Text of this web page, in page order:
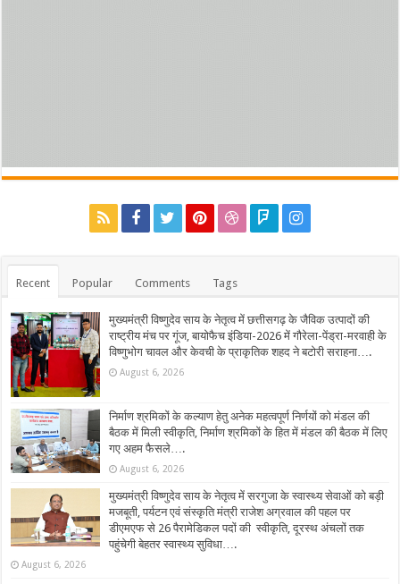
Recent Popular Comments Tags
मुख्यमंत्री विष्णुदेव साय के नेतृत्व में छत्तीसगढ़ के जैविक उत्पादों की
राष्ट्रीय मंच पर गूंज, बायोफैच इंडिया-2026 में गौरेला-पेंड्रा-मरवाही के
विष्णुभोग चावल और केवची के प्राकृतिक शहद ने बटोरी सराहना….
August 6, 2026
निर्माण श्रमिकों के कल्याण हेतु अनेक महत्वपूर्ण निर्णयों को मंडल की
बैठक में मिली स्वीकृति, निर्माण श्रमिकों के हित में मंडल की बैठक में लिए
गए अहम फैसले….
August 6, 2026
मुख्यमंत्री विष्णुदेव साय के नेतृत्व में सरगुजा के स्वास्थ्य सेवाओं को बड़ी
मजबूती, पर्यटन एवं संस्कृति मंत्री राजेश अग्रवाल की पहल पर
डीएमएफ से 26 पैरामेडिकल पदों की स्वीकृति, दूरस्थ अंचलों तक
पहुंचेगी बेहतर स्वास्थ्य सुविधा….
August 6, 2026